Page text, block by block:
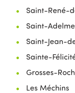
Saint-René-
Saint-Adelme
Saint-Jean-
Sainte-
Grosses-
Les Méchins